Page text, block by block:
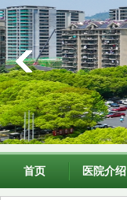
首页 医院介绍